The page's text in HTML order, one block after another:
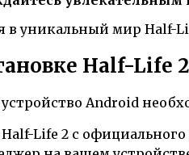
в уникальный мир Half-
Half-Life
устройство Android
Life 2 с